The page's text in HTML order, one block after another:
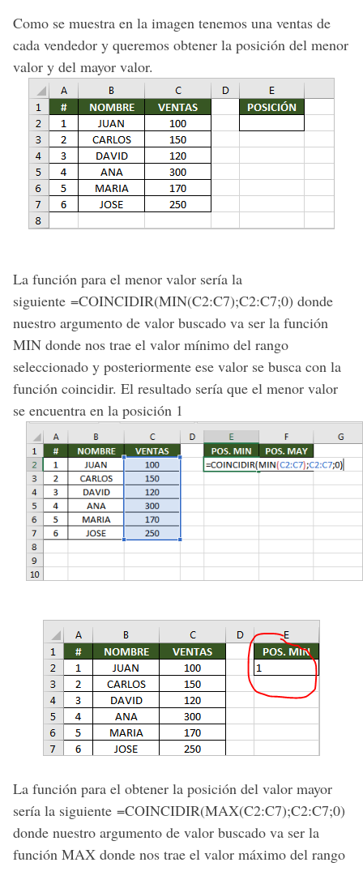
Como se muestra en la imagen tenemos una ventas de
cada vendedor y queremos obtener la posición del menor
valor y del mayor valor.
La función para el menor valor sería la
siguiente =COINCIDIR(MIN(C2:C7);C2:C7;0) donde
nuestro argumento de valor buscado va ser la función
MIN donde nos trae el valor mínimo del rango
seleccionado y posteriormente ese valor se busca con la
función coincidir. El resultado sería que el menor valor
se encuentra en la posición 1
La función para el obtener la posición del valor mayor
sería la siguiente =COINCIDIR(MAX(C2:C7);C2:C7;0)
donde nuestro argumento de valor buscado va ser la
función MAX donde nos trae el valor máximo del rango